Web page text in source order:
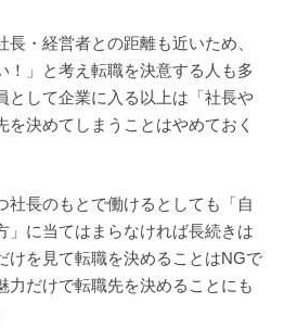
・経営者との距離も近いため、
！」と考え転職を決意する人も多
として企業に入る以上は「社長や
を決めてしまうことはやめておく
社長のもとで働けるとしても「自
」に当てはまらなければ長続きは
けを見て転職を決めることはNGで
力だけで転職先を決めることにも